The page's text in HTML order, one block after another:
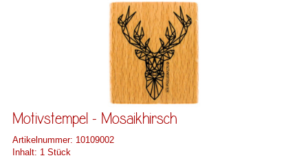
Motivstempel - Mosaikhirsch
Artikelnummer: 10109002
Inhalt: 1 Stück